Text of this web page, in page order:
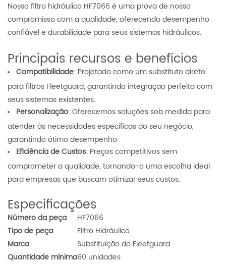
Nosso filtro hidráulico HF7066 é uma prova de nosso
compromisso com a qualidade, oferecendo desempenho
confiável e durabilidade para seus sistemas hidráulicos.
Principais recursos e benefícios
Compatibilidade: Projetado como um substituto direto
para filtros Fleetguard, garantindo integração perfeita com
seus sistemas existentes.
Personalização: Oferecemos soluções sob medida para
atender às necessidades específicas do seu negócio,
garantindo ótimo desempenho.
Eficiência de Custos: Preços competitivos sem
comprometer a qualidade, tornando-o uma escolha ideal
para empresas que buscam otimizar seus custos.
Especificações
Número da peça
HF7066
Tipo de peça
Filtro Hidráulico
Marca
Substituição do Fleetguard
Quantidade mínima60 unidades